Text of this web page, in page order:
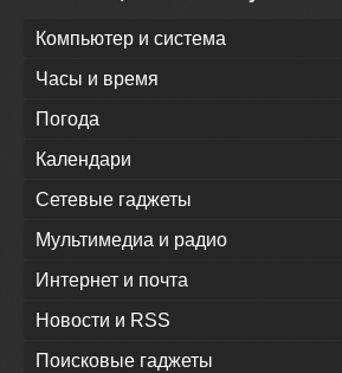
Компьютер и система
Часы и время
Погода
Календари
Сетевые гаджеты
Мультимедиа и радио
Интернет и почта
Новости и RSS
Поисковые гаджеты